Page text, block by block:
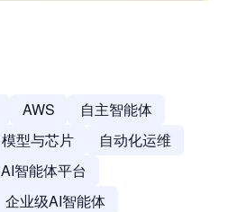
AWS
自主智能体
模型与芯片
自动化运维
AI智能体平台
企业级AI智能体